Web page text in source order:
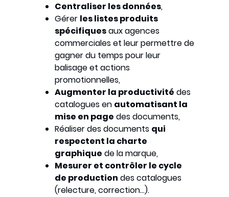
Centraliser les données,
Gérer les listes produits
spécifiquesaux agences
commerciales et leur permettre de
gagner du temps pour leur
balisage et actions
promotionnelles,
Augmenter la productivité des
catalogues en automatisant la
mise en page des documents,
Réaliser des documents qui
respectent la charte
graphique de la marque,
Mesurer et contrôler le cycle
de production des catalogues
(relecture, correction…).